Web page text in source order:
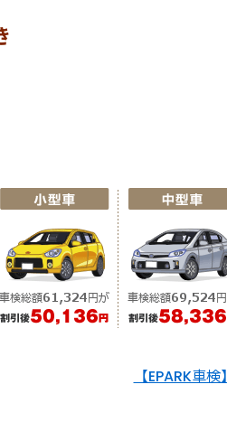
【EPARK車検】